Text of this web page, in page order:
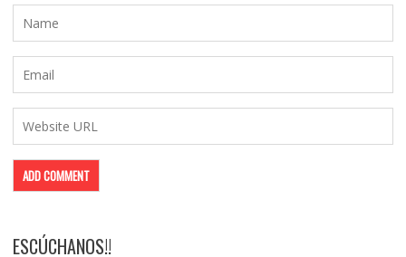
ESCÚCHANOS!!